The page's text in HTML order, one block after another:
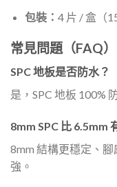
包裝： 4 片 / 盒（
常見問題（FAQ）
SPC 地板是否防水？
是，SPC 地板 100%
8mm SPC 比 6.5mm
8mm 結構更穩定、
強。